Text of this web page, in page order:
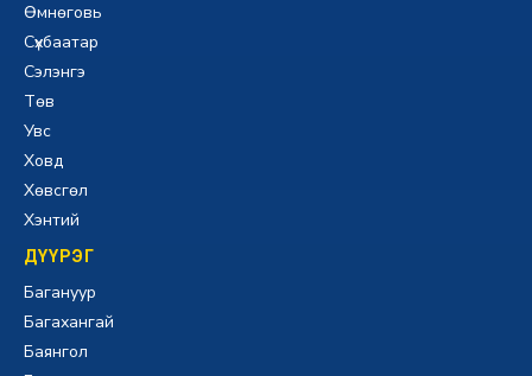
Өмнөговь
Сүхбаатар
Сэлэнгэ
Төв
Увс
Ховд
Хөвсгөл
Хэнтий
ДҮҮРЭГ
Багануур
Багахангай
Баянгол